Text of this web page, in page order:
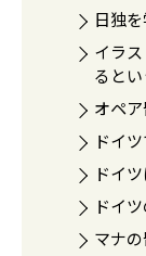
日独
イラ
るとい
オペ
ドイ
ドイ
ドイ
マナ